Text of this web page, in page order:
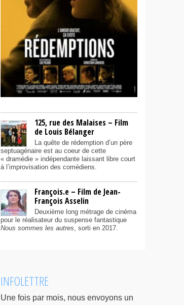
125, rue des Malaises – Film
de Louis Bélanger
La quête de rédemption d’un père
septuagénaire est au coeur de cette
« dramédie » indépendante laissant libre court
à l’improvisation des comédiens.
François.e – Film de Jean-
François Asselin
Deuxième long métrage de cinéma
pour le réalisateur du suspense fantastique
Nous sommes les autres, sorti en 2017.
INFOLETTRE
Une fois par mois, nous envoyons un